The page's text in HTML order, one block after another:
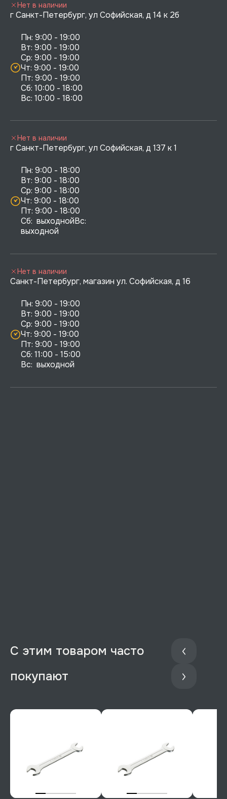
г Санкт-Петербург, ул Софийская, д 14 к 2б
Пн: 9:00 - 19:00
Вт: 9:00 - 19:00
Ср: 9:00 - 19:00
Чт: 9:00 - 19:00
Пт: 9:00 - 19:00
Сб: 10:00 - 18:00
Нет в наличии
г Санкт-Петербург, ул Софийская, д 137 к 1
Пн: 9:00 - 18:00
Вт: 9:00 - 18:00
Ср: 9:00 - 18:00
Чт: 9:00 - 18:00
Пт: 9:00 - 18:00
Сб:  выходнойВс:
выходной
Нет в наличии
Санкт-Петербург, магазин ул. Софийская, д 16
Пн: 9:00 - 19:00
Вт: 9:00 - 19:00
Ср: 9:00 - 19:00
Чт: 9:00 - 19:00
Пт: 9:00 - 19:00
Сб: 11:00 - 15:00
Вс:  выходной
Нет в наличии
С этим товаром часто
покупают